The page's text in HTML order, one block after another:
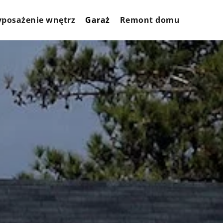
wnętrz Garaż Remont domu